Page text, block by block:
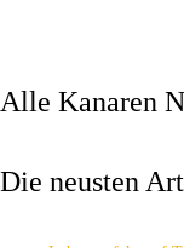
Alle Kanaren
Die neusten